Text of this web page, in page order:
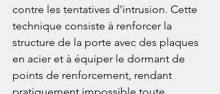
contre les tentatives d'intrusion. Cette
technique consiste à renforcer la
structure de la porte avec des plaques
en acier et à équiper le dormant de
points de renforcement, rendant